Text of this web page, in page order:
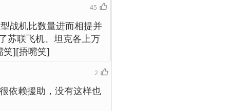
45
战机比数量进而相提并
苏联飞机、坦克各上万
笑][捂嘴笑]
2
依赖援助，没有这样也